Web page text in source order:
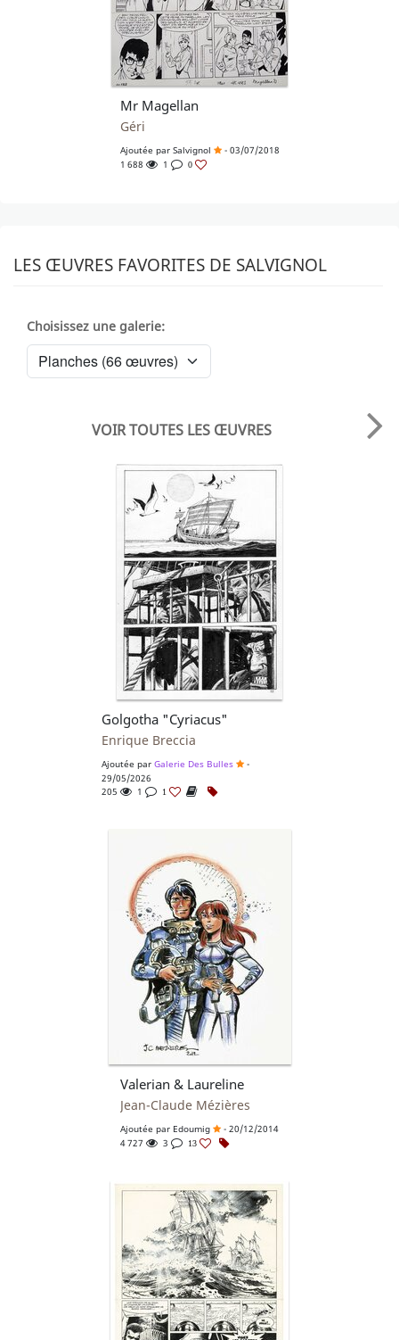
Mr Magellan
Géri
Ajoutée par Salvignol
- 03/07/2018
1 688
1 0
LES ŒUVRES FAVORITES DE SALVIGNOL
Choisissez une galerie:
VOIR TOUTES LES ŒUVRES
Golgotha "Cyriacus"
Enrique Breccia
Ajoutée par Galerie Des Bulles
-
29/05/2026
205
1 1
Valerian & Laureline
Jean-Claude Mézières
Ajoutée par Edoumig
- 20/12/2014
4 727
3 13